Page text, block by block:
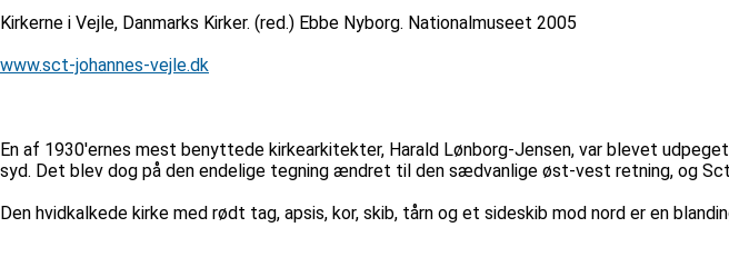
Kirkerne i Vejle, Danmarks Kirker. (red.) Ebbe Nyborg. Nationalmuseet 2005
www.sct-johannes-vejle.dk
En af 1930'ernes mest benyttede kirkearkitekter, Harald Lønborg-Jensen, var blevet
syd. Det blev dog på den endelige tegning ændret til den sædvanlige øst-vest retning, og
Den hvidkalkede kirke med rødt tag, apsis, kor, skib, tårn og et sideskib mod nord er en